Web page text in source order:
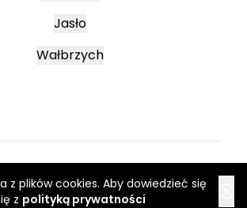
z plików cookies. Aby dowiedzieć się
z polityką prywatności
Jasło
Wałbrzych
Regulamin
promocyjne